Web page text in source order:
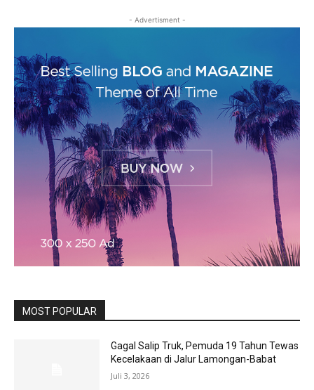
- Advertisment -
MOST POPULAR
Gagal Salip Truk, Pemuda 19 Tahun Tewas
Kecelakaan di Jalur Lamongan-Babat
Juli 3, 2026